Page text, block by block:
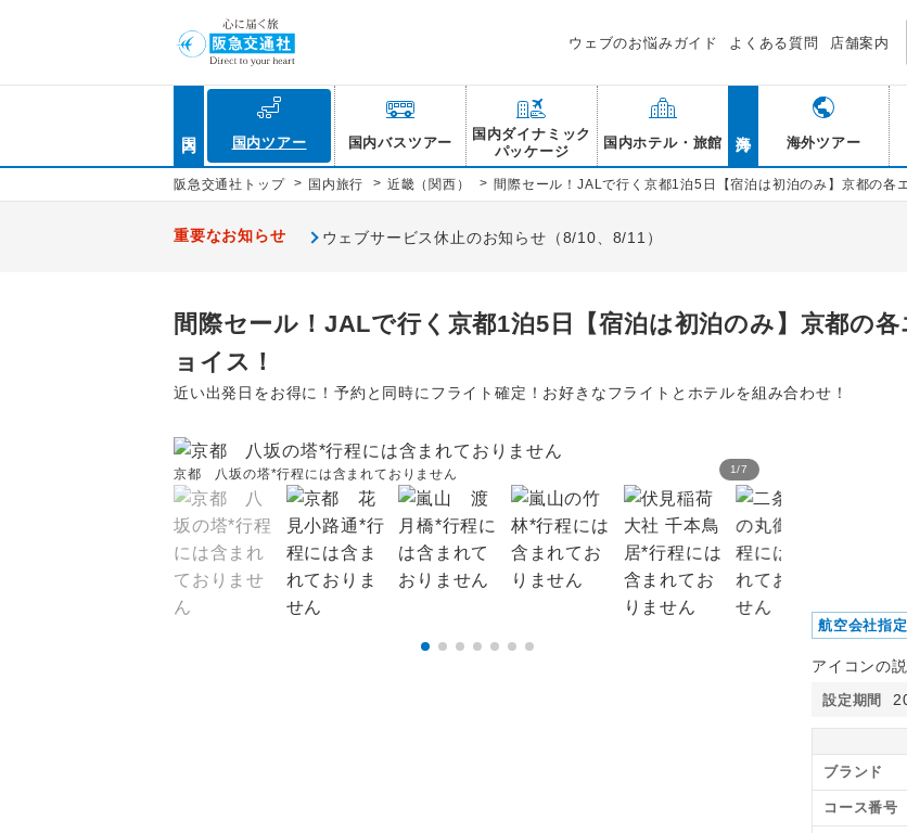
ウェブのお悩みガイド よくある質問 店舗案内
国内ツアー 国内バスツアー
国内ダイナミック
パッケージ
国内ホテル・旅館 海外ツアー
阪急交通社トップ > 国内旅行 > 近畿（関西） > 間際セール！JALで行く京都1泊5日【宿泊は初泊のみ】京都の各
重要なお知らせ ウェブサービス休止のお知らせ（8/10、8/11）
間際セール！JALで行く京都1泊5日【宿泊は初泊のみ】京都の
ョイス！
近い出発日をお得に！予約と同時にフライト確定！お好きなフライトとホテルを組み合わせ！
1/7
京都 八坂の塔*行程には含まれておりません
航空会社指定
アイコンの
設定期間
ブランド
コース番号